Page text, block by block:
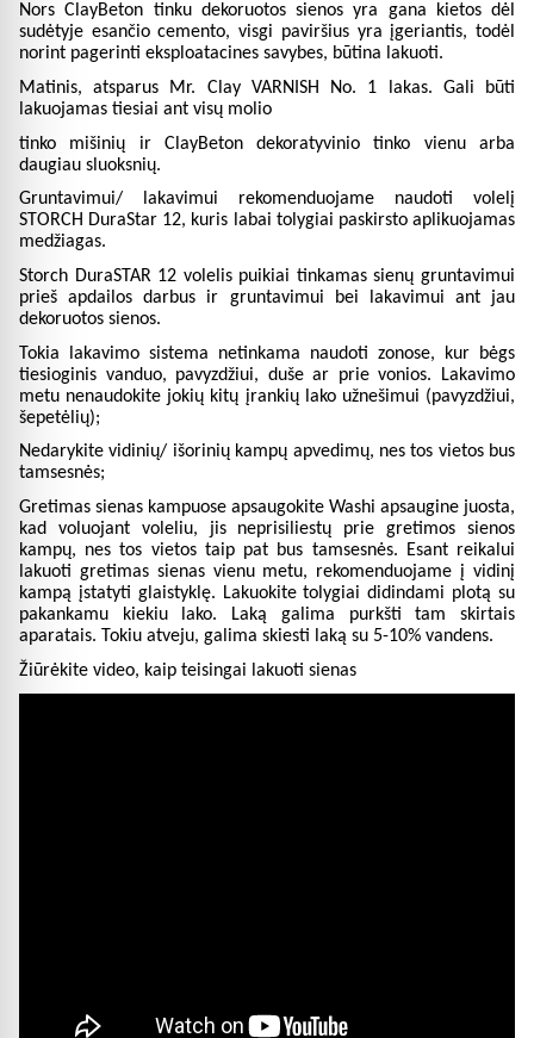
Nors ClayBeton tinku dekoruotos sienos yra gana kietos dėl
sudėtyje esančio cemento, visgi paviršius yra įgeriantis, todėl
norint pagerinti eksploatacines savybes, būtina lakuoti.
Matinis, atsparus Mr. Clay VARNISH No. 1 lakas. Gali būti
lakuojamas tiesiai ant visų molio
tinko mišinių ir ClayBeton dekoratyvinio tinko vienu arba
daugiau sluoksnių.
Gruntavimui/ lakavimui rekomenduojame naudoti volelį
STORCH DuraStar 12, kuris labai tolygiai paskirsto aplikuojamas
medžiagas.
Storch DuraSTAR 12 volelis puikiai tinkamas sienų gruntavimui
prieš apdailos darbus ir gruntavimui bei lakavimui ant jau
dekoruotos sienos.
Tokia lakavimo sistema netinkama naudoti zonose, kur bėgs
tiesioginis vanduo, pavyzdžiui, duše ar prie vonios. Lakavimo
metu nenaudokite jokių kitų įrankių lako užnešimui (pavyzdžiui,
šepetėlių);
Nedarykite vidinių/ išorinių kampų apvedimų, nes tos vietos bus
tamsesnės;
Gretimas sienas kampuose apsaugokite Washi apsaugine juosta,
kad voluojant voleliu, jis neprisiliestų prie gretimos sienos
kampų, nes tos vietos taip pat bus tamsesnės. Esant reikalui
lakuoti gretimas sienas vienu metu, rekomenduojame į vidinį
kampą įstatyti glaistyklę. Lakuokite tolygiai didindami plotą su
pakankamu kiekiu lako. Laką galima purkšti tam skirtais
aparatais. Tokiu atveju, galima skiesti laką su 5-10% vandens.
Žiūrėkite video, kaip teisingai lakuoti sienas